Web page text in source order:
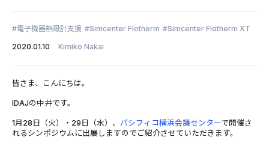
電子機器熱設計支援 Simcenter Flotherm
Simcenter Flotherm XT
2020.01.10
Kimiko Nakai
皆さま、こんにちは。
IDAJの中井です。
1月28日（火）・29日（水）、 パシフィコ横浜会議センターで開催さ
れるシンポジウムに出展しますのでご紹介させていただきます。